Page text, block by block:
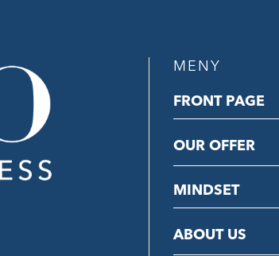
MENY
FRONT PAGE
OUR OFFER
MINDSET
ABOUT US